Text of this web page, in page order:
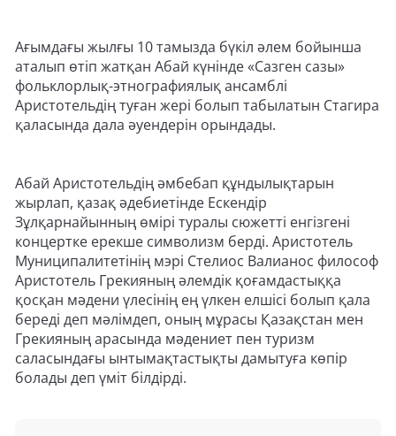
Ағымдағы жылғы 10 тамызда бүкіл әлем бойынша
аталып өтіп жатқан Абай күнінде «Сазген сазы»
фольклорлық-этнографиялық ансамблі
Аристотельдің туған жері болып табылатын Стагира
қаласында дала әуендерін орындады.
Абай Аристотельдің әмбебап құндылықтарын
жырлап, қазақ әдебиетінде Ескендір
Зұлқарнайынның өмірі туралы сюжетті енгізгені
концертке ерекше символизм берді. Аристотель
Муниципалитетінің мэрі Стелиос Валианос философ
Аристотель Грекияның әлемдік қоғамдастыққа
қосқан мәдени үлесінің ең үлкен елшісі болып қала
береді деп мәлімдеп, оның мұрасы Қазақстан мен
Грекияның арасында мәдениет пен туризм
саласындағы ынтымақтастықты дамытуға көпір
болады деп үміт білдірді.